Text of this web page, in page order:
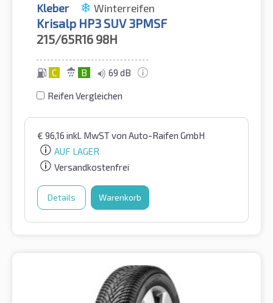
Kleber Winterreifen
Krisalp HP3 SUV 3PMSF
215/65R16 98H
C B 69 dB
Reifen Vergleichen
€ 96,16 inkl. MwSTvon Auto-Raifen GmbH
AUF LAGER
Versandkostenfrei
Details Warenkorb